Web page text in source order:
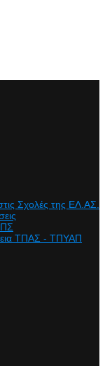
Σχολές της ΕΛ.ΑΣ.
ΤΠΑΣ - ΤΠΥΑΠ